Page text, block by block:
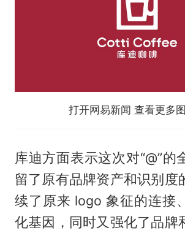
打开网易新闻 查看更多
库迪方面表示这次对“@”的
留了原有品牌资产和识别度
续了原来 logo 象征的连接
化基因，同时又强化了品牌